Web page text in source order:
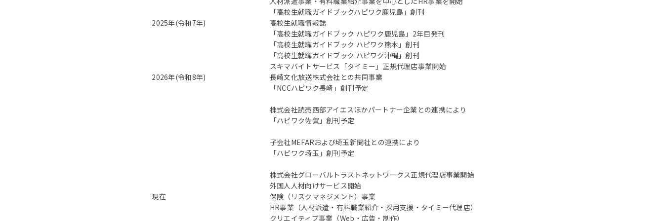
「高校生就職ガイドブックハピワク鹿児島」創刊
2025年(令和7年)
高校生就職情報誌
「高校生就職ガイドブック ハピワク鹿児島」2年目発刊
「高校生就職ガイドブック ハピワク熊本」創刊
「高校生就職ガイドブック ハピワク沖縄」創刊
スキマバイトサービス「タイミー」正規代理店事業開始
2026年(令和8年)
長崎文化放送株式会社との共同事業
「NCCハピワク長崎」創刊予定
株式会社読売西部アイエスほかパートナー企業との連携により
「ハピワク佐賀」創刊予定
子会社MEFARおよび埼玉新聞社との連携により
「ハピワク埼玉」創刊予定
株式会社グローバルトラストネットワークス正規代理店事業開始
外国人人材向けサービス開始
現在
保険（リスクマネジメント）事業
HR事業（人材派遣・有料職業紹介・採用支援・タイミー代理店）
クリエイティブ事業（Web・広告・制作）